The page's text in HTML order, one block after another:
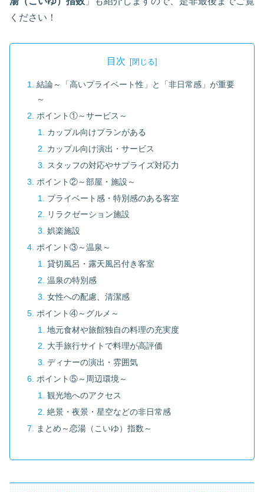
ください！
目次
結論～「高いプライベート性」と「非日常感」が重要
～
ポイント①～サービス～
カップル向けプランがある
カップル向け演出・サービス
スタッフの対応やサプライズ対応力
ポイント②～部屋・施設～
プライベート感・特別感のある客室
リラクゼーション施設
娯楽施設
ポイント③～温泉～
貸切風呂・露天風呂付き客室
温泉の特別感
女性への配慮、清潔感
ポイント④～グルメ～
地元食材や旅館独自の料理の充実度
大手旅行サイトで料理が高評価
ディナーの演出・雰囲気
ポイント⑤～周辺環境～
観光地へのアクセス
絶景・夜景・星空などの非日常感
まとめ～恋湯（こいゆ）指数～